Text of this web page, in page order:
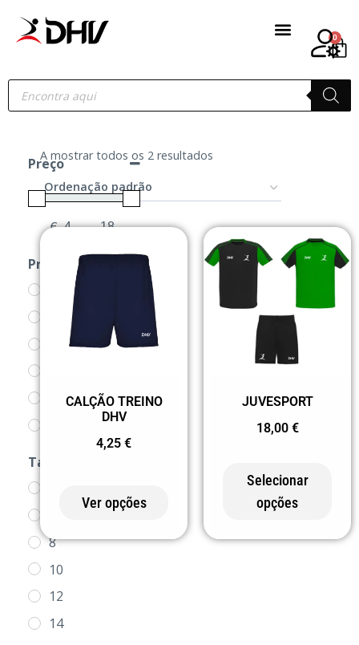
0
Preço
€ -
Produtos
ACESSÓRIOS
CALÇÕES
CAMISOLAS
FUTSAL
LOJA DOS
MODALIDADES
Tamanho
8
10
12
14
A mostrar todos os 2 resultados
CALÇÃO TREINO
DHV
4,25 €
Ver opções
JUVESPORT
18,00 €
Selecionar
opções